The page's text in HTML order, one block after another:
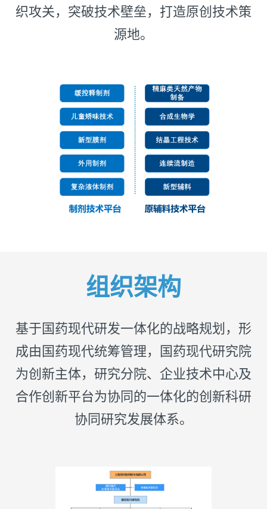
织攻关，突破技术壁垒，打造原创技术策
源地。
组织架构
基于国药现代研发一体化的战略规划，形
成由国药现代统筹管理，国药现代研究院
为创新主体，研究分院、企业技术中心及
合作创新平台为协同的一体化的创新科研
协同研究发展体系。